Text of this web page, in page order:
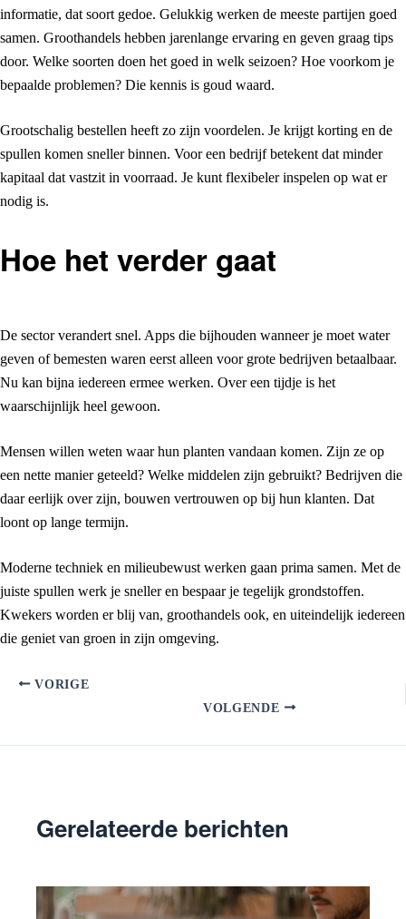
informatie, dat soort gedoe. Gelukkig werken de meeste partijen goed
samen. Groothandels hebben jarenlange ervaring en geven graag tips
door. Welke soorten doen het goed in welk seizoen? Hoe voorkom je
bepaalde problemen? Die kennis is goud waard.
Grootschalig bestellen heeft zo zijn voordelen. Je krijgt korting en de
spullen komen sneller binnen. Voor een bedrijf betekent dat minder
kapitaal dat vastzit in voorraad. Je kunt flexibeler inspelen op wat er
nodig is.
Hoe het verder gaat
De sector verandert snel. Apps die bijhouden wanneer je moet water
geven of bemesten waren eerst alleen voor grote bedrijven betaalbaar.
Nu kan bijna iedereen ermee werken. Over een tijdje is het
waarschijnlijk heel gewoon.
Mensen willen weten waar hun planten vandaan komen. Zijn ze op
een nette manier geteeld? Welke middelen zijn gebruikt? Bedrijven die
daar eerlijk over zijn, bouwen vertrouwen op bij hun klanten. Dat
loont op lange termijn.
Moderne techniek en milieubewust werken gaan prima samen. Met de
juiste spullen werk je sneller en bespaar je tegelijk grondstoffen.
Kwekers worden er blij van, groothandels ook, en uiteindelijk iedereen
die geniet van groen in zijn omgeving.
VORIGE
VOLGENDE
Gerelateerde berichten